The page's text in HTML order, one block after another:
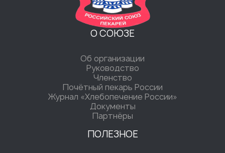
О СОЮЗЕ
Об организации
Руководство
Членство
Почётный пекарь России
Журнал «Хлебопечение России»
Документы
Партнёры
ПОЛЕЗНОЕ